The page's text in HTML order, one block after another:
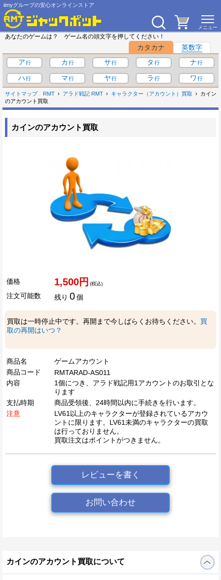
iimyグループの安心オンラインストア
あなたのゲームは？ ゲーム名の頭文字を押してください！
カタカナ
英数字
ア
カ サ タ
ナ
ハ
マ ヤ ラ ワ
サイトマップ RMT アラド戦記 RMT キャラクター（アカウント）買取
カイン
のアカウント買取
カインのアカウント買取
価格 1,500円 (税込)
注文可能数 残り 0個
買取は一時停止中です。再開まで今しばらくお待ちください。 買
取の再開はいつ？
商品名
ゲームアカウント
商品コード
RMTARAD-AS011
内容
1個につき、アラド戦記用1アカウントのお取引とな
ります
支払時期
商品受領後、24時間以内に手続きを行います。
注意
LV61以上のキャラクターが登録されているアカウ
ントに限ります。LV61未満のキャラクターの買取
は行っておりません。
買取注文はポイントがつきません。
レビューを書く
お問い合わせ
カインのアカウント買取について